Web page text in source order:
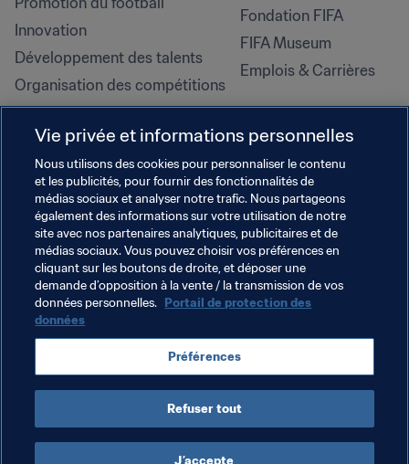
Innovation
Développement des talents
Organisation des compétitions
Développement durable
Droits de l'homme et lutte contre
la discrimination
Santé et médical
Initiatives en matière de
formation
Fondation FIFA
FIFA Museum
Emplois & Carrières
CONDITIONS D'UTILISATION
PORTAIL DE LA FIFA SUR LA PROTECTION DES DONNÉES
TÉLÉCHARGEMENTS
PARAMÈTRAGE DES COOKIES
Droits d'auteur © 1994 - 2025 FIFA. Tous les droits sont réservés.
Vie privée et informations personnelles
Nous utilisons des cookies pour personnaliser le contenu
et les publicités, pour fournir des fonctionnalités de
médias sociaux et analyser notre trafic. Nous partageons
également des informations sur votre utilisation de notre
site avec nos partenaires analytiques, publicitaires et de
médias sociaux. Vous pouvez choisir vos préférences en
cliquant sur les boutons de droite, et déposer une
demande d’opposition à la vente / la transmission de vos
données personnelles. Portail de protection des
données
Préférences
Refuser tout
J’accepte